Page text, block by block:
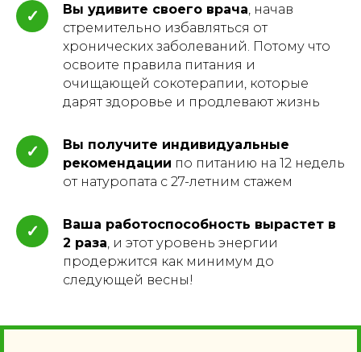
✓ Вы удивите своего врача, начав
стремительно избавляться от
хронических заболеваний. Потому что
освоите правила питания и
очищающей сокотерапии, которые
дарят здоровье и продлевают жизнь
✓
Вы получите индивидуальные
рекомендации по питанию на 12 недель
от натуропата с 27-летним стажем
✓
Ваша работоспособность вырастет в
2 раза, и этот уровень энергии
продержится как минимум до
следующей весны!